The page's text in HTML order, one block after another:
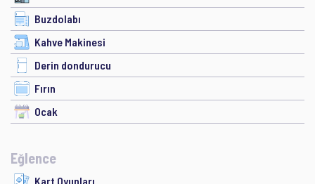
Buzdolabı
Kahve Makinesi
Derin dondurucu
Fırın
Ocak
Eğlence
Kart Oyunları